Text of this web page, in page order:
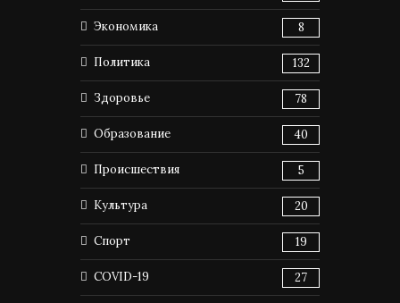
Экономика 8
Политика 132
Здоровье 78
Образование 40
Происшествия 5
Культура 20
Спорт 19
COVID-19 27